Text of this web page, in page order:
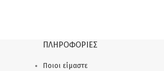
ΠΛΗΡΟΦΟΡΙΕΣ
Ποιοι είμαστε